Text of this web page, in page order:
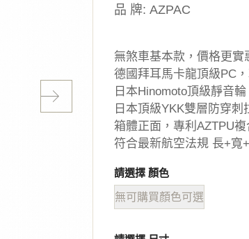
品 牌: AZPAC
無煞車基本款，價格更實
德國拜耳馬卡龍頂級PC
日本Hinomoto頂級靜音輪
日本頂級YKK雙層防穿刺
箱體正面，專利AZTPU
符合最新航空法規 長+寬
請選擇 顏色
無可購買顏色可選